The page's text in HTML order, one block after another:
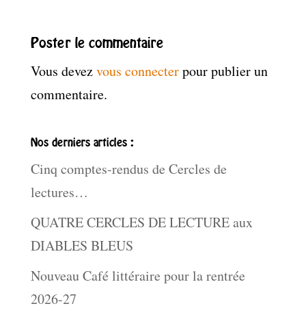
Poster le commentaire
Vous devezvous connecterpour publier un
commentaire.
Nos derniers articles :
Cinq comptes-rendus de Cercles de
lectures…
QUATRE CERCLES DE LECTURE aux
DIABLES BLEUS
Nouveau Café littéraire pour la rentrée
2026-27